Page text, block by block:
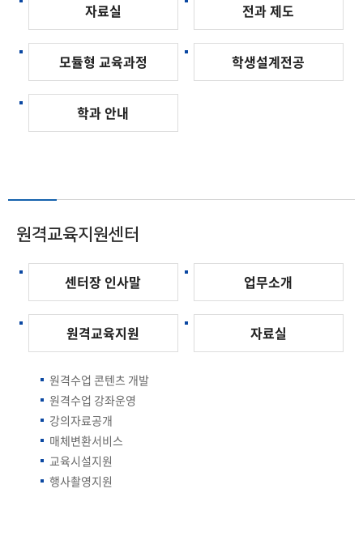
자료실 전과 제도
모듈형 교육과정 학생설계전공
학과 안내
원격교육지원센터
센터장 인사말 업무소개
원격교육지원
원격수업 콘텐츠 개발
원격수업 강좌운영
강의자료공개
매체변환서비스
교육시설지원
행사촬영지원
자료실